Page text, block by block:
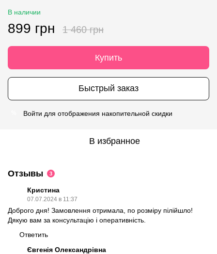
В наличии
899 грн 1 460 грн
Купить
Быстрый заказ
Войти для отображения накопительной скидки
В избранное
Отзывы 3
Кристина
07.07.2024 в 11:37
Доброго дня! Замовлення отримала, по розміру пілійшло!
Дякую вам за консультацію і оперативність.
Ответить
Євгенія Олександрівна